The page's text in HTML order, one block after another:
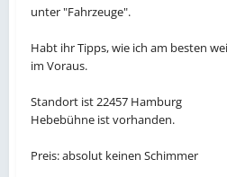
unter "Fahrzeuge".
Habt ihr Tipps, wie ich am besten
im Voraus.
Standort ist 22457 Hamburg
Hebebühne ist vorhanden.
Preis: absolut keinen Schimmer